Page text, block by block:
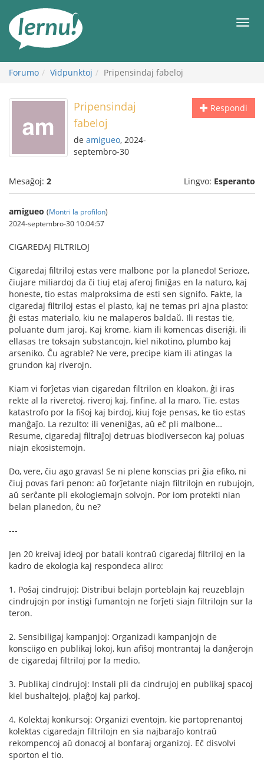
enhavo
Forumo Vidpunktoj Pripensindaj fabeloj
Respondi
Pripensindaj
fabeloj
de amigueo, 2024-
septembro-30
Mesaĝoj: 2 Lingvo: Esperanto
amigueo (Montri la profilon)
2024-septembro-30 10:04:57
CIGAREDAJ FILTRILOJ
Cigaredaj filtriloj estas vere malbone por la planedo! Serioze,
ĉiujare miliardoj da ĉi tiuj etaj aferoj finiĝas en la naturo, kaj
honeste, tio estas malproksima de esti sen signifo. Fakte, la
cigaredaj filtriloj estas el plasto, kaj ne temas pri ajna plasto:
ĝi estas materialo, kiu ne malaperos baldaŭ. Ili restas tie,
poluante dum jaroj. Kaj krome, kiam ili komencas diseriĝi, ili
ellasas tre toksajn substancojn, kiel nikotino, plumbo kaj
arseniko. Ĉu agrable? Ne vere, precipe kiam ili atingas la
grundon kaj riverojn.
Kiam vi forĵetas vian cigaredan filtrilon en kloakon, ĝi iras
rekte al la riveretoj, riveroj kaj, finfine, al la maro. Tie, estas
katastrofo por la fiŝoj kaj birdoj, kiuj foje pensas, ke tio estas
manĝaĵo. La rezulto: ili veneniĝas, aŭ eĉ pli malbone…
Resume, cigaredaj filtraĵoj detruas biodiversecon kaj poluas
niajn ekosistemojn.
Do, vere, ĉiu ago gravas! Se ni plene konscias pri ĝia efiko, ni
ĉiuj povas fari penon: aŭ forĵetante niajn filtrilojn en rubujojn,
aŭ serĉante pli ekologiemajn solvojn. Por iom protekti nian
belan planedon, ĉu ne?
---
Jen 20 kreivaj ideoj por batali kontraŭ cigaredaj filtriloj en la
kadro de ekologia kaj respondeca aliro:
1. Poŝaj cindrujoj: Distribui belajn porteblajn kaj reuzeblajn
cindrujojn por instigi fumantojn ne forĵeti siajn filtrilojn sur la
teron.
2. Sensibiligaj kampanjoj: Organizadi kampanjojn de
konsciigo en publikaj lokoj, kun afiŝoj montrantaj la danĝerojn
de cigaredaj filtriloj por la medio.
3. Publikaj cindrujoj: Instali pli da cindrujoj en publikaj spacoj
kiel bushaltejoj, plaĝoj kaj parkoj.
4. Kolektaj konkursoj: Organizi eventojn, kie partoprenantoj
kolektas cigaredajn filtrilojn en sia najbaraĵo kontraŭ
rekompencoj aŭ donacoj al bonfaraj organizoj. Eĉ disvolvi
sporton el tio.